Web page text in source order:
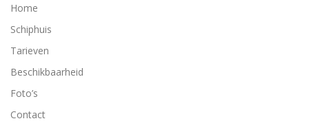
Home
Schiphuis
Tarieven
Beschikbaarheid
Foto’s
Contact